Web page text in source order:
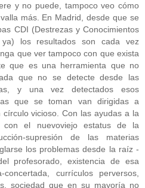
y no puede, tampoco veo cómo
más. En Madrid, desde que se
CDI (Destrezas y Conocimientos
ya) los resultados son cada vez
que ver tampoco con que exista
que es una herramienta que no
que no se detecte desde las
y una vez detectados esos
que se toman van dirigidas a
vicioso. Con las ayudas a la
con el nuevoviejo estatus de la
supresión de las materias
los problemas desde la raíz -
profesorado, existencia de esa
currículos perversos,
sociedad que en su mayoría no